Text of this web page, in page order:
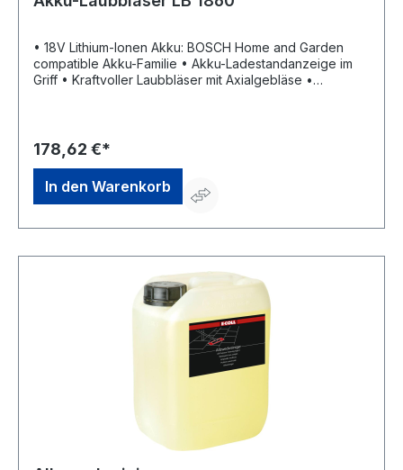
• 18V Lithium-Ionen Akku: BOSCH Home and Garden
compatible Akku-Familie • Akku-Ladestandanzeige im
Griff • Kraftvoller Laubbläser mit Axialgebläse •
Zubehör: EAN 4003718062335 Akku B50 Li, 18 V/2,5 Ah
178,62 €*
In den Warenkorb